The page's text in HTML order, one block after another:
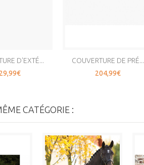
D'EXTÉ...
COUVERTURE DE PRÉ...
204,99€
CATÉGORIE :